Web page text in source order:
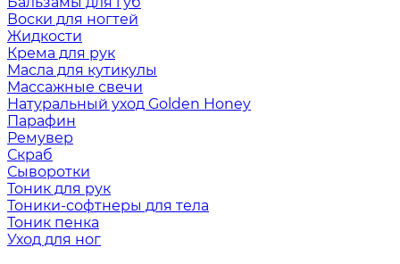
Воски для ногтей
Жидкости
Крема для рук
Масла для кутикулы
Массажные свечи
Натуральный уход Golden Honey
Парафин
Ремувер
Скраб
Сыворотки
Тоник для рук
Тоники-софтнеры для тела
Тоник пенка
Уход для ног